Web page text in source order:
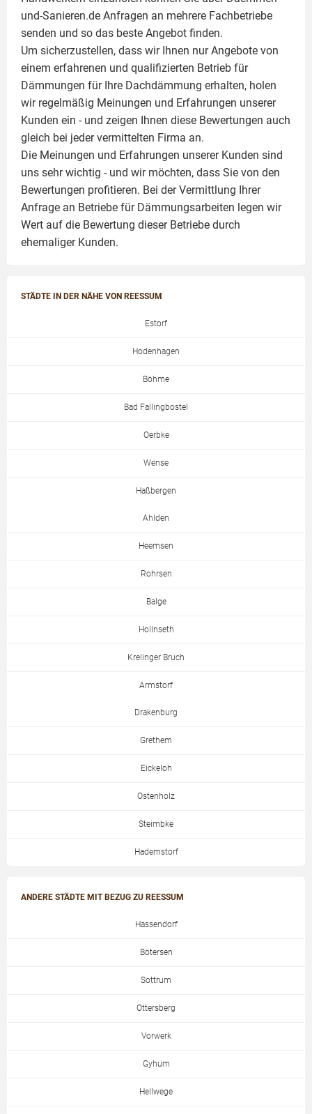
und-Sanieren.de Anfragen an mehrere Fachbetriebe
senden und so das beste Angebot finden.
Um sicherzustellen, dass wir Ihnen nur Angebote von
einem erfahrenen und qualifizierten Betrieb für
Dämmungen für Ihre Dachdämmung erhalten, holen
wir regelmäßig Meinungen und Erfahrungen unserer
Kunden ein - und zeigen Ihnen diese Bewertungen auch
gleich bei jeder vermittelten Firma an.
Die Meinungen und Erfahrungen unserer Kunden sind
uns sehr wichtig - und wir möchten, dass Sie von den
Bewertungen profitieren. Bei der Vermittlung Ihrer
Anfrage an Betriebe für Dämmungsarbeiten legen wir
Wert auf die Bewertung dieser Betriebe durch
ehemaliger Kunden.
STÄDTE IN DER NÄHE VON REESSUM
Estorf
Hodenhagen
Böhme
Bad Fallingbostel
Oerbke
Wense
Haßbergen
Ahlden
Heemsen
Rohrsen
Balge
Hollnseth
Krelinger Bruch
Armstorf
Drakenburg
Grethem
Eickeloh
Ostenholz
Steimbke
Hademstorf
ANDERE STÄDTE MIT BEZUG ZU REESSUM
Hassendorf
Bötersen
Sottrum
Ottersberg
Vorwerk
Gyhum
Hellwege